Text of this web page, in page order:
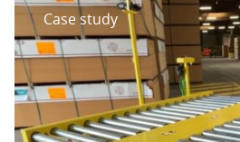
Case study